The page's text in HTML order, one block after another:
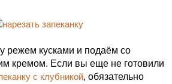
режем кусками и подаём со
кремом. Если вы еще не готовили
с клубникой, обязательно